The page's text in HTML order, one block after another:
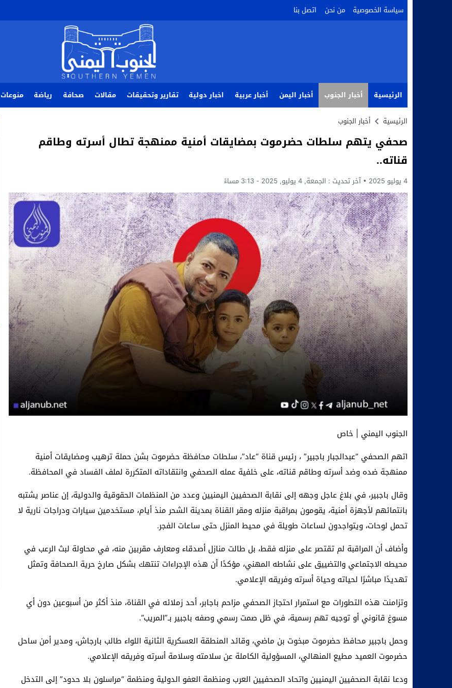
سياسة الخصوصية من نحن اتصل بنا
الرئيسية أخبار الجنوب أخبار اليمن أخبار عربية اخبار دولية تقارير وتحقيقات مقالات صحافة رياضة منوعات
الرئيسية أخبار الجنوب
صحفي يتهم سلطات حضرموت بمضايقات أمنية ممنهجة تطال أسرته وطاقم
قناته..
4 يوليو 2025 آخر تحديث : الجمعة, 4 يوليو, 2025 - 3:13 مساءً
الجنوب اليمني | خاص
اتهم الصحفي “عبدالجبار باجبير” ، رئيس قناة “عاد”، سلطات محافظة حضرموت بشن حملة ترهيب ومضايقات أمنية
ممنهجة ضده وضد أسرته وطاقم قناته، على خلفية عمله الصحفي وانتقاداته المتكررة لملف الفساد في المحافظة.
وقال باجبير، في بلاغ عاجل وجهه إلى نقابة الصحفيين اليمنيين وعدد من المنظمات الحقوقية والدولية، إن عناصر يشتبه
بانتمائهم لأجهزة أمنية، يقومون بمراقبة منزله ومقر القناة بمدينة الشحر منذ أيام، مستخدمين سيارات ودراجات نارية لا
تحمل لوحات، ويتواجدون لساعات طويلة في محيط المنزل حتى ساعات الفجر.
وأضاف أن المراقبة لم تقتصر على منزله فقط، بل طالت منازل أصدقاء ومعارف مقربين منه، في محاولة لبث الرعب في
محيطه الاجتماعي والتضييق على نشاطه المهني، مؤكدًا أن هذه الإجراءات تنتهك بشكل صارخ حرية الصحافة وتمثل
تهديدًا مباشرًا لحياته وحياة أسرته وفريقه الإعلامي.
وتزامنت هذه التطورات مع استمرار احتجاز الصحفي مزاحم باجابر، أحد زملائه في القناة، منذ أكثر من أسبوعين دون أي
مسوغ قانوني أو توجيه تهم رسمية، في ظل صمت رسمي وصفه باجبير بـ”المريب”.
وحمل باجبير محافظ حضرموت مبخوت بن ماضي، وقائد المنطقة العسكرية الثانية اللواء طالب بارجاش، ومدير أمن ساحل
حضرموت العميد مطيع المنهالي، المسؤولية الكاملة عن سلامته وسلامة أسرته وفريقه الإعلامي.
ودعا نقابة الصحفيين اليمنيين واتحاد الصحفيين العرب ومنظمة العفو الدولية ومنظمة “مراسلون بلا حدود” إلى التدخل